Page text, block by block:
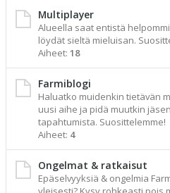
Multiplayer
Alueella saat entistä
löydät sieltä mieluisan.
Aiheet: 18
Farmiblogi
Haluatko muidenkin tietävän
uusi aihe ja pidä muutkin
tapahtumista. Suosittelemme!
Aiheet: 4
Ongelmat & ratkaisut
Epäselvyyksiä & ongelmia